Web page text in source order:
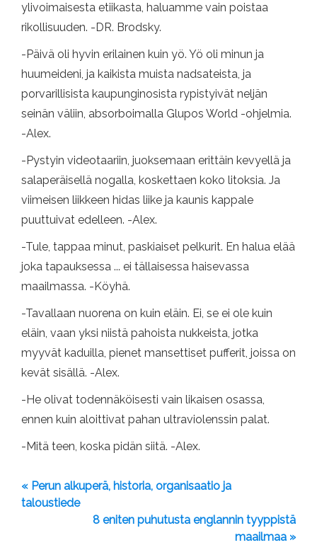
ylivoimaisesta etiikasta, haluamme vain poistaa
rikollisuuden. -DR. Brodsky.
-Päivä oli hyvin erilainen kuin yö. Yö oli minun ja
huumeideni, ja kaikista muista nadsateista, ja
porvarillisista kaupunginosista rypistyivät neljän
seinän väliin, absorboimalla Glupos World -ohjelmia.
-Alex.
-Pystyin videotaariin, juoksemaan erittäin kevyellä ja
salaperäisellä nogalla, koskettaen koko litoksia. Ja
viimeisen liikkeen hidas liike ja kaunis kappale
puuttuivat edelleen. -Alex.
-Tule, tappaa minut, paskiaiset pelkurit. En halua elää
joka tapauksessa ... ei tällaisessa haisevassa
maailmassa. -Köyhä.
-Tavallaan nuorena on kuin eläin. Ei, se ei ole kuin
eläin, vaan yksi niistä pahoista nukkeista, jotka
myyvät kaduilla, pienet mansettiset pufferit, joissa on
kevät sisällä. -Alex.
-He olivat todennäköisesti vain likaisen osassa,
ennen kuin aloittivat pahan ultraviolenssin palat.
-Mitä teen, koska pidän siitä. -Alex.
« Perun alkuperä, historia, organisaatio ja
taloustiede
8 eniten puhutusta englannin tyyppistä
maailmaa »